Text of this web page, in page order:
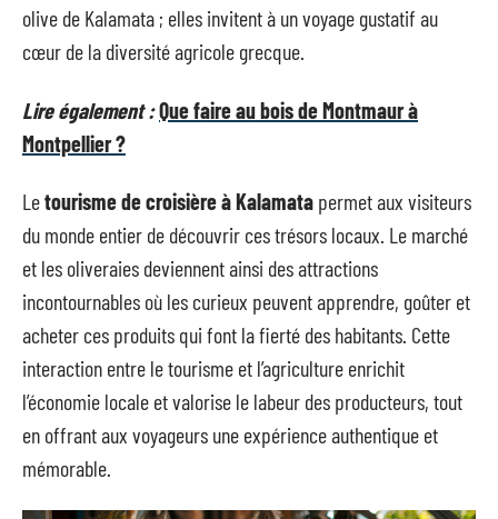
olive de Kalamata ; elles invitent à un voyage gustatif au
cœur de la diversité agricole grecque.
Lire également :Que faire au bois de Montmaur à
Montpellier ?
Letourisme de croisière à Kalamata permet aux visiteurs
du monde entier de découvrir ces trésors locaux. Le marché
et les oliveraies deviennent ainsi des attractions
incontournables où les curieux peuvent apprendre, goûter et
acheter ces produits qui font la fierté des habitants. Cette
interaction entre le tourisme et l’agriculture enrichit
l’économie locale et valorise le labeur des producteurs, tout
en offrant aux voyageurs une expérience authentique et
mémorable.